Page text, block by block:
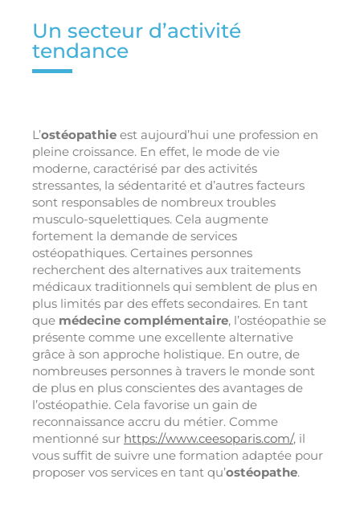
Un secteur d’activité
tendance
L’ostéopathie est aujourd’hui une profession en
pleine croissance. En effet, le mode de vie
moderne, caractérisé par des activités
stressantes, la sédentarité et d’autres facteurs
sont responsables de nombreux troubles
musculo-squelettiques. Cela augmente
fortement la demande de services
ostéopathiques. Certaines personnes
recherchent des alternatives aux traitements
médicaux traditionnels qui semblent de plus en
plus limités par des effets secondaires. En tant
que médecine complémentaire, l’ostéopathie se
présente comme une excellente alternative
grâce à son approche holistique. En outre, de
nombreuses personnes à travers le monde sont
de plus en plus conscientes des avantages de
l’ostéopathie. Cela favorise un gain de
reconnaissance accru du métier. Comme
mentionné sur https://www.ceesoparis.com/, il
vous suffit de suivre une formation adaptée pour
proposer vos services en tant qu’ostéopathe.